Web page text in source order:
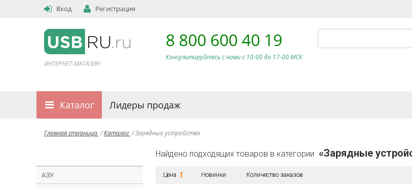
Вход Регистрация
ИНТЕРНЕТ-МАГАЗИН
8 800 600 40 19
Консультируйтесь с нами c 10-00 до 17-00 МСК
Каталог Лидеры продаж
Главная страница /Каталог /Зарядные устройства
АЗУ
Найдено подходящих товаров в категории «Зарядные
Цена Новинки Количество заказов